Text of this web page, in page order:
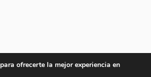
ofrecerte la mejor experiencia en